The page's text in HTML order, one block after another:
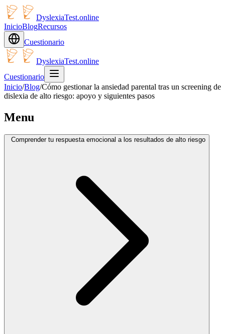
DyslexiaTest.online
InicioBlogRecursos
Cuestionario
DyslexiaTest.online
Cuestionario
Inicio/Blog/Cómo gestionar la ansiedad parental tras un screening de
dislexia de alto riesgo: apoyo y siguientes pasos
Menu
Comprender tu respuesta emocional a los resultados de alto riesgo